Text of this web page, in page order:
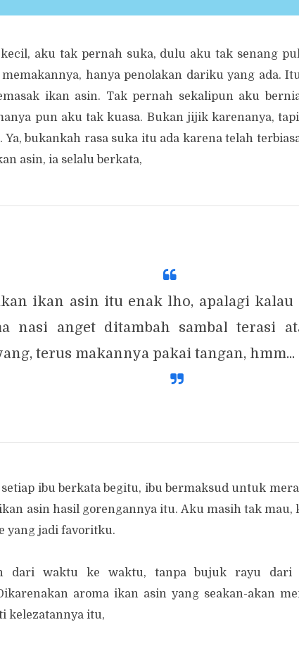
aku tak pernah suka, dulu aku tak senang
hanya penolakan dariku yang ada.
ikan asin. Tak pernah sekalipun aku
pun aku tak kuasa. Bukan jijik karenanya,
Ya, bukankah rasa suka itu ada karena telah
asin, ia selalu berkata,
ikan asin itu enak lho, apalagi kalau
nasi anget ditambah sambal terasi
terus makannya pakai tangan, hmm...
ibu berkata begitu, ibu bermaksud untuk
asin hasil gorengannya itu. Aku masih tak
yang jadi favoritku.
dari waktu ke waktu, tanpa bujuk rayu
aroma ikan asin yang seakan-akan
kelezatannya itu,